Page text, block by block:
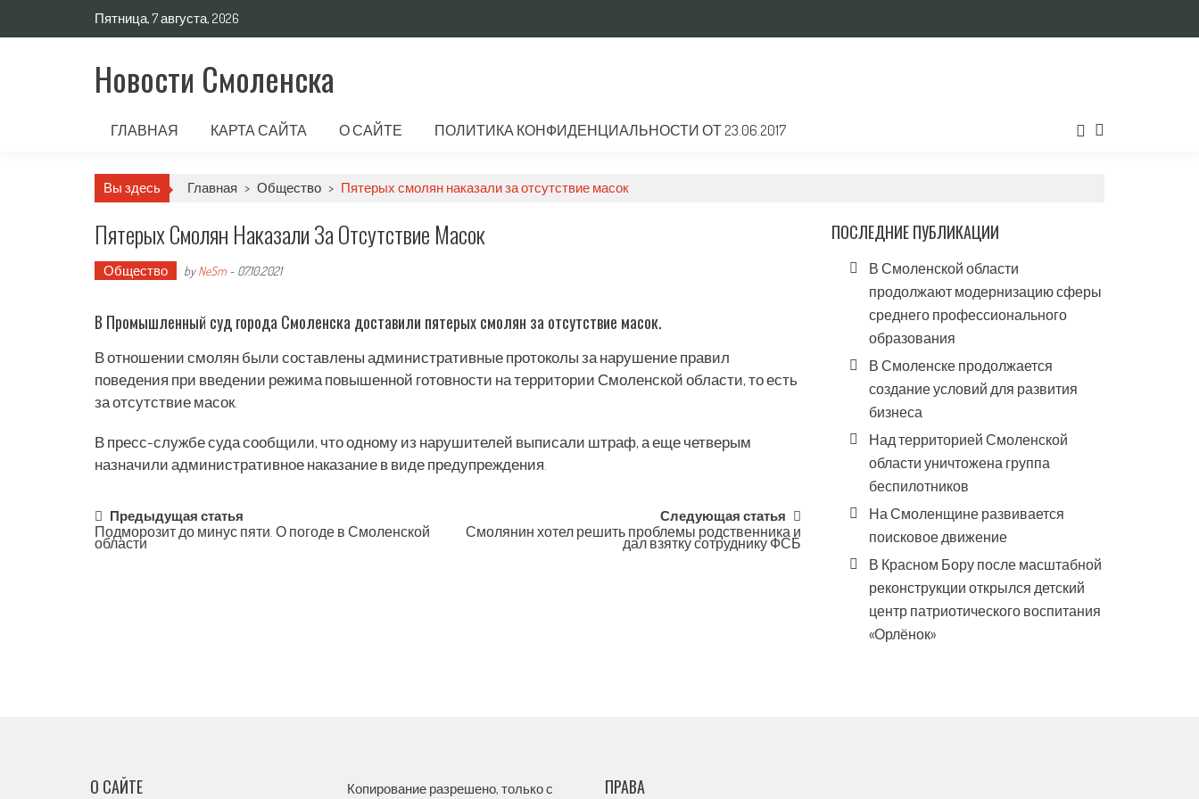
Пятница, 7 августа, 2026
Новости Смоленска
ГЛАВНАЯ КАРТА САЙТА О САЙТЕ ПОЛИТИКА КОНФИДЕНЦИАЛЬНОСТИ ОТ 23.06.2017
Вы здесь Главная > Общество > Пятерых смолян наказали за отсутствие масок
Пятерых Смолян Наказали За Отсутствие Масок
Общество byNeSm - 07.10.2021
В Промышленный суд города Смоленска доставили пятерых смолян за отсутствие масок.
В отношении смолян были составлены административные протоколы за нарушение правил
поведения при введении режима повышенной готовности на территории Смоленской области, то есть
за отсутствие масок.
В пресс-службе суда сообщили, что одному из нарушителей выписали штраф, а еще четверым
назначили административное наказание в виде предупреждения.
Post
navigation
Предыдущая статья
Подморозит до минус пяти. О погоде в Смоленской
области
Следующая статья
Смолянин хотел решить проблемы родственника и
дал взятку сотруднику ФСБ
ПОСЛЕДНИЕ ПУБЛИКАЦИИ
В Смоленской области
продолжают модернизацию сферы
среднего профессионального
образования
В Смоленске продолжается
создание условий для развития
бизнеса
Над территорией Смоленской
области уничтожена группа
беспилотников
На Смоленщине развивается
поисковое движение
В Красном Бору после масштабной
реконструкции открылся детский
центр патриотического воспитания
«Орлёнок»
О САЙТЕ Копирование разрешено, только с ПРАВА